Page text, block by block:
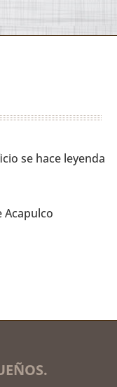
se hace leyenda
Acapulco